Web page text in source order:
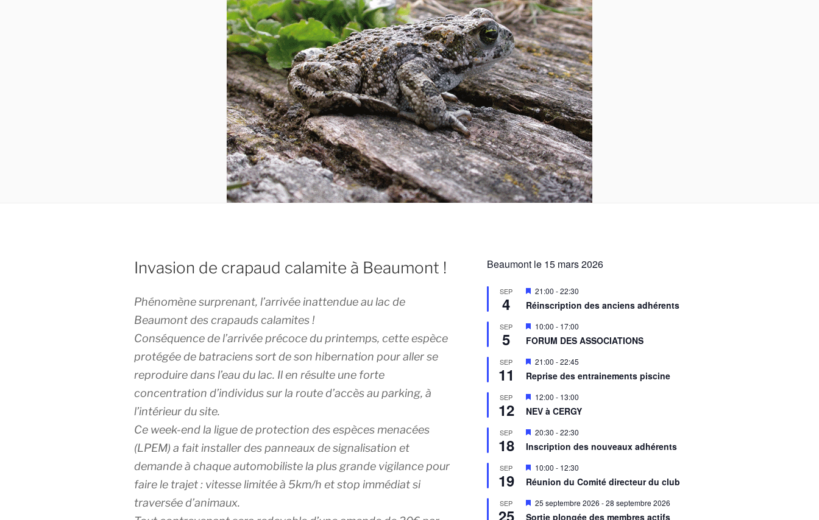
Invasion de crapaud calamite à Beaumont !
Phénomène surprenant, l’arrivée inattendue au lac de
Beaumont des crapauds calamites !
Conséquence de l’arrivée précoce du printemps, cette espèce
protégée de batraciens sort de son hibernation pour aller se
reproduire dans l’eau du lac. Il en résulte une forte
concentration d’individus sur la route d’accès au parking, à
l’intérieur du site.
Ce week-end la ligue de protection des espèces menacées
(LPEM) a fait installer des panneaux de signalisation et
demande à chaque automobiliste la plus grande vigilance pour
faire le trajet : vitesse limitée à 5km/h et stop immédiat si
traversée d’animaux.
Beaumont le 15 mars 2026
SEP
4
M
i
s
n
a
a
n
t
21:00 -22:30
Réinscription des anciens adhérents
SEP
5
M
i
s
n
a
v
a
n
t
10:00 - 17:00
FORUM DES ASSOCIATIONS
SEP
11
M
s
n
a
a
n
t
21:00 -22:45
Reprise des entrainements piscine
SEP
12
M
i
s
n
a
a
n
t
12:00 - 13:00
NEV à CERGY
SEP
18
M
s
n
a
a
n
20:30 -22:30
Inscription des nouveaux adhérents
SEP
19
M
i
s
n
a
10:00 - 12:30
Réunion du Comité directeur du club
SEP
25
M
25 septembre 2026 -28 septembre 2026
Sortie plongée des membres actifs